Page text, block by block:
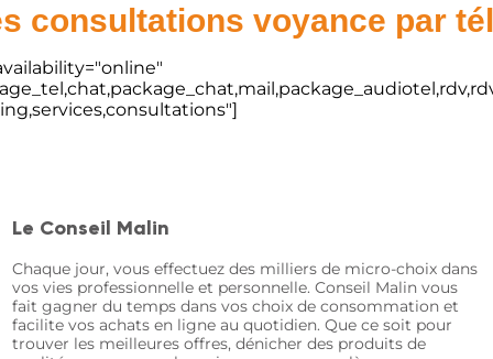
consultations voyance par
Le Conseil Malin
Chaque jour, vous effectuez des milliers de micro-choix dans
vos vies professionnelle et personnelle. Conseil Malin vous
fait gagner du temps dans vos choix de consommation et
facilite vos achats en ligne au quotidien. Que ce soit pour
trouver les meilleures offres, dénicher des produits de